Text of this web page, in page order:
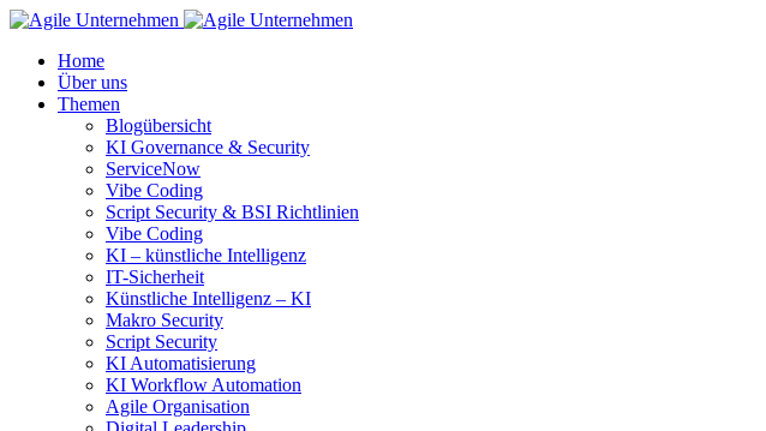
Home
Über uns
Themen
Blogübersicht
KI Governance & Security
ServiceNow
Vibe Coding
Script Security & BSI Richtlinien
Vibe Coding
KI – künstliche Intelligenz
IT-Sicherheit
Künstliche Intelligenz – KI
Makro Security
Script Security
KI Automatisierung
KI Workflow Automation
Agile Organisation